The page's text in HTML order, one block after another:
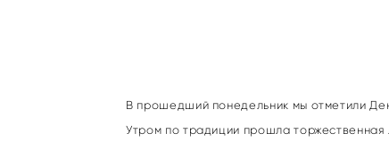
В прошедший понедельник мы отметили
Утром по традиции прошла торжественная